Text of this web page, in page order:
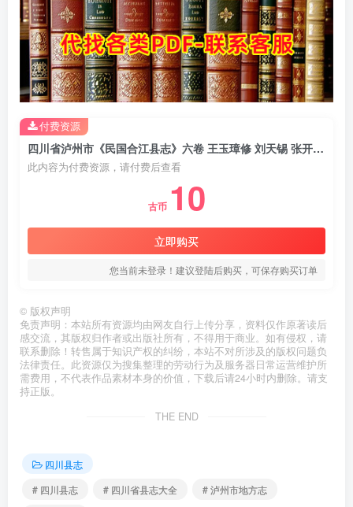
四川省泸州市《民国合江县志》六卷 王玉璋修 刘天锡 张开文纂PDF电子版地方志下载
此内容为付费资源，请付费后查看
古币 10
立即购买
您当前未登录！建议登陆后购买，可保存购买订单
付费资源
© 版权声明
免责声明：本站所有资源均由网友自行上传分享，资料仅作原著读后
感交流，其版权归作者或出版社所有，不得用于商业。如有侵权，请
联系删除！转售属于知识产权的纠纷，本站不对所涉及的版权问题负
法律责任。此资源仅为搜集整理的劳动行为及服务器日常运营维护所
需费用，不代表作品素材本身的价值，下载后请24小时内删除。请支
持正版。
THE END
四川县志
# 四川县志
# 四川省县志大全
# 泸州市地方志